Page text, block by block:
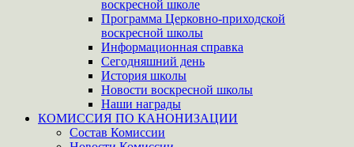
воскресной школе
Программа Церковно-приходской
воскресной школы
Информационная справка
Сегодняшний день
История школы
Новости воскресной школы
Наши награды
КОМИССИЯ ПО КАНОНИЗАЦИИ
Состав Комиссии